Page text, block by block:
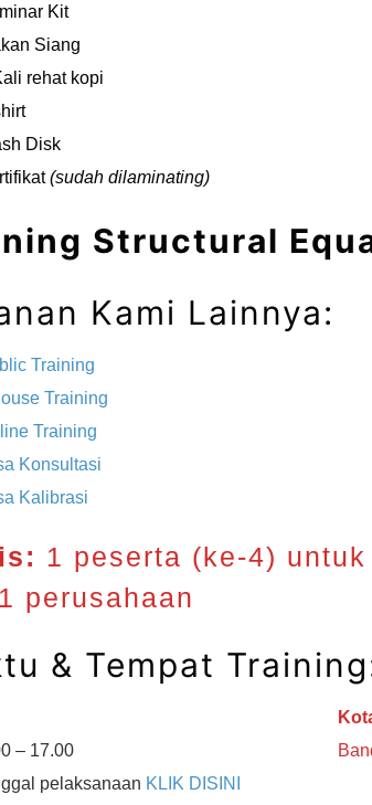
Kit
Siang
rehat kopi
Disk
(sudah dilaminating)
Structural
Kami Lainnya:
Training
Training
Training
Konsultasi
Kalibrasi
1 peserta (ke-4)
perusahaan
& Tempat
– 17.00
pelaksanaan KLIK DISINI